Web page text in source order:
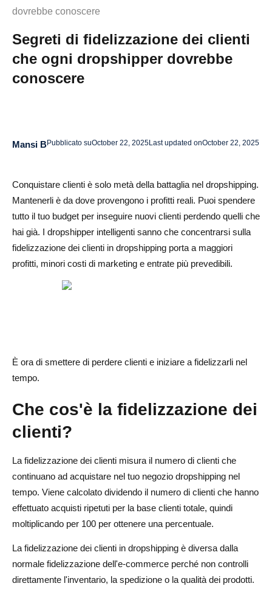
Che aspetto ha la fidelizzazione dei clienti buona o
Buoni indicatori di ritenzione
Segnali premonitori di scarsa ritenzione
Come migliorare la fidelizzazione dei clienti nel
Ottimizzazione dell'esperienza post-acquisto
Email marketing per la fidelizzazione dei clienti in
dropshipping
Eccellente assistenza clienti
Strategie di personalizzazione
Strumenti per il servizio clienti
aziende di dropshipping
Personalizza le interazioni
Incentivare la fedeltà
Raccogli il feedback dei clienti
Crea contenuti a valore aggiunto
dovrebbe conoscere
Segreti di fidelizzazione dei clienti
che ogni dropshipper dovrebbe
conoscere
Mansi BPubblicato suOctober 22, 2025Last updated onOctober 22, 2025
Conquistare clienti è solo metà della battaglia nel dropshipping.
Mantenerli è da dove provengono i profitti reali. Puoi spendere
tutto il tuo budget per inseguire nuovi clienti perdendo quelli che
hai già. I dropshipper intelligenti sanno che concentrarsi sulla
fidelizzazione dei clienti in dropshipping porta a maggiori
profitti, minori costi di marketing e entrate più prevedibili.
È ora di smettere di perdere clienti e iniziare a fidelizzarli nel
tempo.
Che cos'è la fidelizzazione dei
clienti?
La fidelizzazione dei clienti misura il numero di clienti che
continuano ad acquistare nel tuo negozio dropshipping nel
tempo. Viene calcolato dividendo il numero di clienti che hanno
effettuato acquisti ripetuti per la base clienti totale, quindi
moltiplicando per 100 per ottenere una percentuale.
La fidelizzazione dei clienti in dropshipping è diversa dalla
normale fidelizzazione dell'e-commerce perché non controlli
direttamente l'inventario, la spedizione o la qualità dei prodotti.